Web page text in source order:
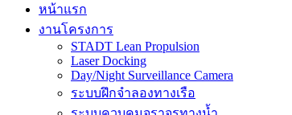
หน้าแรก
งานโครงการ
STADT Lean Propulsion
Laser Docking
Day/Night Surveillance Camera
ระบบฝึกจำลองทางเรือ